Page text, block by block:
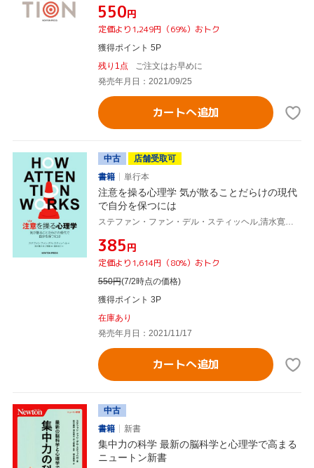
¥550円
定価より1,249円（69%）おトク
獲得ポイント 5P
残り1点
ご注文はお早めに
発売年月日：2021/09/25
カートへ追加
中古
店舗受取可
書籍
単行本
注意を操る心理学 気が散ることだらけの現代
で自分を保つには
ステファン・ファン・デル・スティッヘル,清水寛之,井上智義,藤井良江
¥385円
定価より1,614円（80%）おトク
550円(7/2時点の価格)
獲得ポイント 3P
在庫あり
発売年月日：2021/11/17
カートへ追加
中古
書籍
新書
集中力の科学 最新の脳科学と心理学で高まる
ニュートン新書